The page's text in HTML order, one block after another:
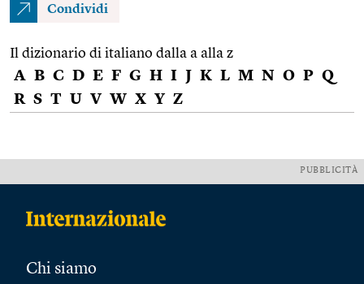
Condividi
Il dizionario di italiano dalla a alla z
A B C D E F G H I J K L M N O P Q
R S T U V W X Y Z
PUBBLICITÀ
Chi siamo